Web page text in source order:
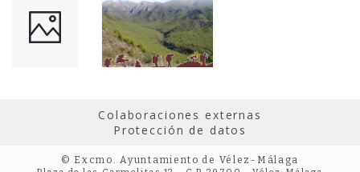
Colaboraciones externas
Protección de datos
© Excmo. Ayuntamiento de Vélez-Málaga